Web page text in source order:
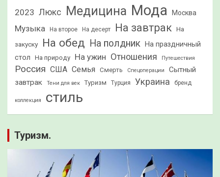
2023 Люкс Медицина Мода Москва
Музыка На второе На десерт На завтрак На
закуску На обед На полдник На праздничный
стол
На природу На ужин Отношения Путешествия
Россия США Семья Смерть Спецоперации
Сытный
завтрак
Тени для век Туризм Турция Украина бренд
коллекция стиль
Туризм.